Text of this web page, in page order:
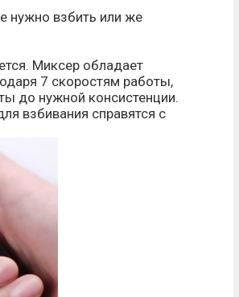
нужно взбить или же
Миксер обладает
7 скоростям работы,
до нужной консистенции.
взбивания справятся с